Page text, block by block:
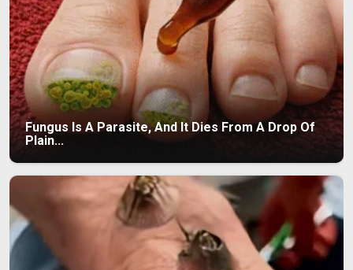
Fungus Is A Parasite, And It Dies From A Drop Of
Plain...